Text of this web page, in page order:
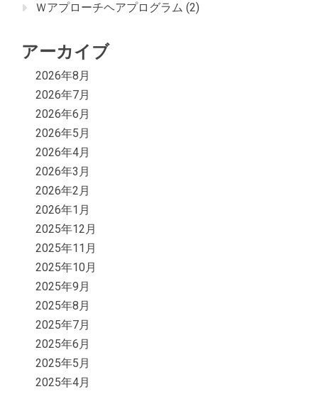
Ｗアプローチヘアプログラム (2)
アーカイブ
2026年8月
2026年7月
2026年6月
2026年5月
2026年4月
2026年3月
2026年2月
2026年1月
2025年12月
2025年11月
2025年10月
2025年9月
2025年8月
2025年7月
2025年6月
2025年5月
2025年4月